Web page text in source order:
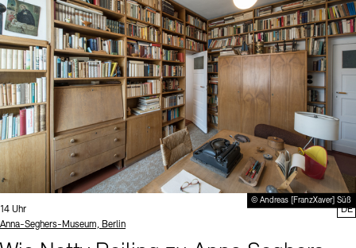
© Andreas [FranzXaver] Süß
Uhrzeit:
14 Uhr
Standort
Anna-Seghers-Museum, Berlin
DE